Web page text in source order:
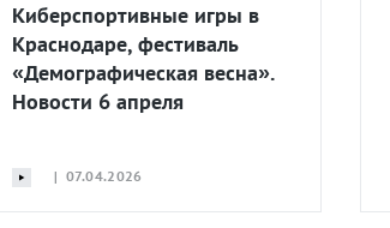
Киберспортивные игры в
Краснодаре, фестиваль
«Демографическая весна».
Новости 6 апреля
| 07.04.2026